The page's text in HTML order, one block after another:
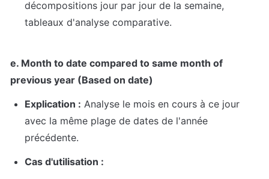
décompositions jour par jour de la semaine,
tableaux d'analyse comparative.
e. Month to date compared to same month of
previous year (Based on date)
Explication : Analyse le mois en cours à ce jour
avec la même plage de dates de l'année
précédente.
Cas d'utilisation :